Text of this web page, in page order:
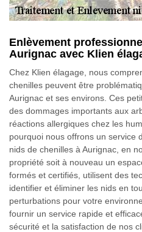
Enlèvement
Aurignac avec Klien
Chez Klien élagage, nous
chenilles peuvent être
Aurignac et ses environs. Ces
des dommages importants aux
réactions allergiques chez les
pourquoi nous offrons un service
nids de chenilles à Aurignac, en
propriété soit à nouveau un
formés et certifiés, utilisent des
identifier et éliminer les nids en
perturbations pour votre
fournir un service rapide et
sécurité et la satisfaction de nos